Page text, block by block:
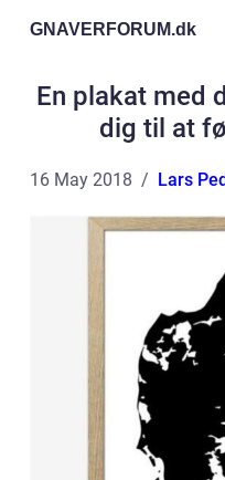
GNAVERFORUM.dk
En plakat med
dig til at
16 May 2018 Lars